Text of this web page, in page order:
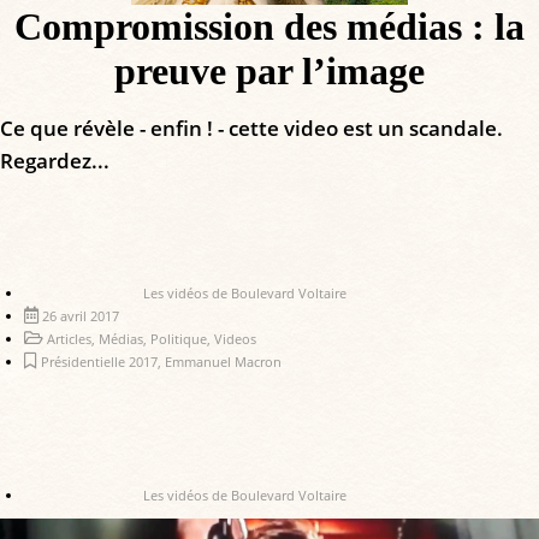
Compromission des médias : la
preuve par l’image
Ce que révèle - enfin ! - cette video est un scandale.
Regardez...
Les vidéos de Boulevard Voltaire
26 avril 2017
Articles, Médias, Politique, Videos
Présidentielle 2017, Emmanuel Macron
Les vidéos de Boulevard Voltaire